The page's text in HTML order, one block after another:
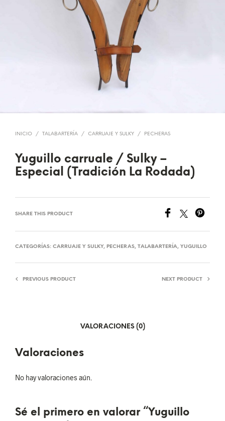
INICIO / TALABARTERÍA / CARRUAJE Y SULKY / PECHERAS
Yuguillo carruale / Sulky –
Especial (Tradición La Rodada)
SHARE THIS PRODUCT
CATEGORÍAS: CARRUAJE Y SULKY, PECHERAS, TALABARTERÍA, YUGUILLO
PREVIOUS PRODUCT NEXT PRODUCT
VALORACIONES (0)
Valoraciones
No hay valoraciones aún.
Sé el primero en valorar “Yuguillo